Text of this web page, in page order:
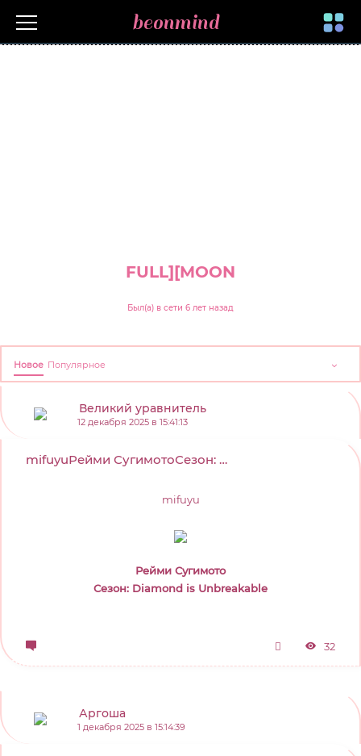
Toggle
beonmind
FULL][MOON
Был(а) в сети 6 лет назад
Новое Популярное
Великий уравнитель
12 декабря 2025 в 15:41:13
mifuyuРейми СугимотоСезон: Diamond is Unbreakable...
mifuyu
Рейми Сугимото
Сезон: Diamond is Unbreakable
32
Аргоша
1 декабря 2025 в 15:14:39